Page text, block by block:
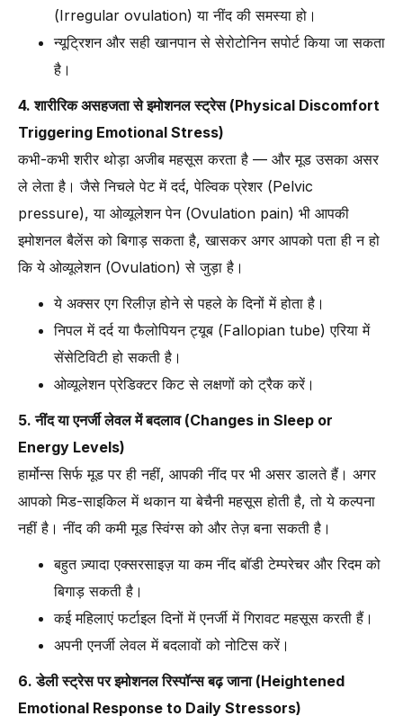
(Irregular ovulation) या नींद की समस्या हो।
न्यूट्रिशन और सही खानपान से सेरोटोनिन सपोर्ट किया जा सकता
है।
4. शारीरिक असहजता से इमोशनल स्ट्रेस (Physical Discomfort
Triggering Emotional Stress)
कभी-कभी शरीर थोड़ा अजीब महसूस करता है — और मूड उसका असर
ले लेता है। जैसे निचले पेट में दर्द, पेल्विक प्रेशर (Pelvic
pressure), या ओव्यूलेशन पेन (Ovulation pain) भी आपकी
इमोशनल बैलेंस को बिगाड़ सकता है, खासकर अगर आपको पता ही न हो
कि ये ओव्यूलेशन (Ovulation) से जुड़ा है।
ये अक्सर एग रिलीज़ होने से पहले के दिनों में होता है।
निपल में दर्द या फैलोपियन ट्यूब (Fallopian tube) एरिया में
सेंसेटिविटी हो सकती है।
ओव्यूलेशन प्रेडिक्टर किट से लक्षणों को ट्रैक करें।
5. नींद या एनर्जी लेवल में बदलाव (Changes in Sleep or
Energy Levels)
हार्मोन्स सिर्फ मूड पर ही नहीं, आपकी नींद पर भी असर डालते हैं। अगर
आपको मिड-साइकिल में थकान या बेचैनी महसूस होती है, तो ये कल्पना
नहीं है। नींद की कमी मूड स्विंग्स को और तेज़ बना सकती है।
बहुत ज़्यादा एक्सरसाइज़ या कम नींद बॉडी टेम्परेचर और रिदम को
बिगाड़ सकती है।
कई महिलाएं फर्टाइल दिनों में एनर्जी में गिरावट महसूस करती हैं।
अपनी एनर्जी लेवल में बदलावों को नोटिस करें।
6. डेली स्ट्रेस पर इमोशनल रिस्पॉन्स बढ़ जाना (Heightened
Emotional Response to Daily Stressors)